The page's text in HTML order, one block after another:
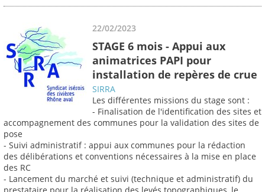
22/02/2023
STAGE 6 mois - Appui aux
animatrices PAPI pour
installation de repères de crue
SIRRA
Les différentes missions du stage sont :
- Finalisation de l'identification des sites et
accompagnement des communes pour la validation des sites de
pose
- Suivi administratif : appui aux communes pour la rédaction
des délibérations et conventions nécessaires à la mise en place
des RC
- Lancement du marché et suivi (technique et administratif) du